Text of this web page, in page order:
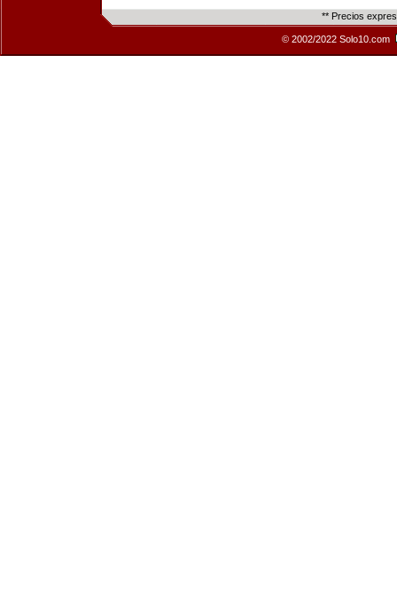
** Precios
© 2002/2022 Solo10.com